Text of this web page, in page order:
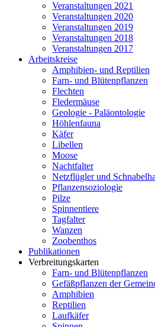
Veranstaltungen 2021
Veranstaltungen 2020
Veranstaltungen 2019
Veranstaltungen 2018
Veranstaltungen 2017
Arbeitskreise
Amphibien- und Reptilien
Farn- und Blütenpflanzen
Flechten
Fledermäuse
Geologie - Paläontologie
Höhlenfauna
Käfer
Libellen
Moose
Nachtfalter
Netzflügler und
Pflanzensoziologie
Pilze
Spinnentiere
Tagfalter
Wanzen
Zoobenthos
Publikationen
Verbreitungskarten
Farn- und Blütenpflanzen
Gefäßpflanzen der
Amphibien
Reptilien
Laufkäfer